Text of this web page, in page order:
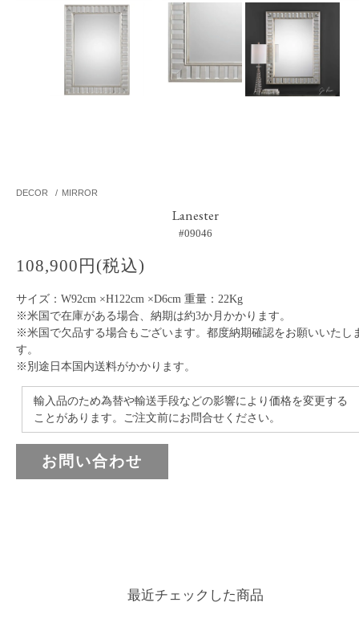
DECOR / MIRROR
Lanester
#09046
108,900円(税込)
サイズ：W92cm ×H122cm ×D6cm 重量：22Kg
※米国で在庫がある場合、納期は約3か月かかります。
※米国で欠品する場合もございます。都度納期確認をお願いいたし
す。
※別途日本国内送料がかかります。
輸入品のため為替や輸送手段などの影響により価格を変更する
ことがあります。ご注文前にお問合せください。
お問い合わせ
最近チェックした商品